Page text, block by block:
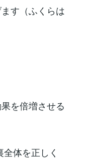
す（ふくらは
を倍増させる
体を正しく